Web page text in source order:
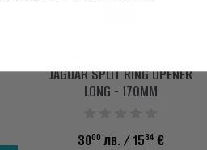
JAGUAR SPLIT RING OPENER
LONG - 170MM
3000 лв. / 1534 €